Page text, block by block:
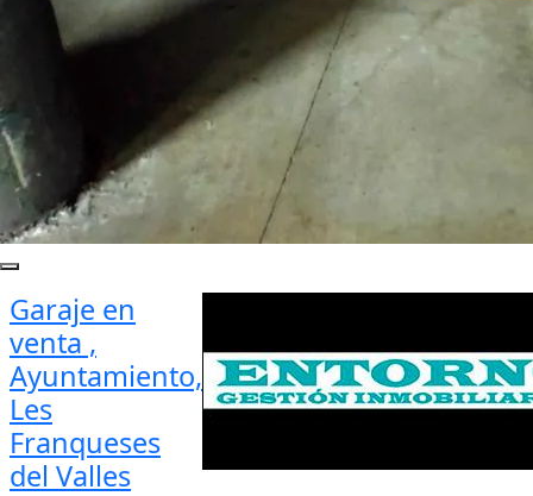
Garaje en
venta ,
Ayuntamiento,
Les
Franqueses
del Valles